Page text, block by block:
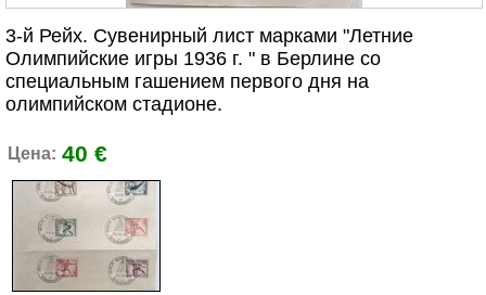
3-й Рейх. Сувенирный лист марками "Летние
Олимпийские игры 1936 г. " в Берлине со
специальным гашением первого дня на
олимпийском стадионе.
Цена: 40 €